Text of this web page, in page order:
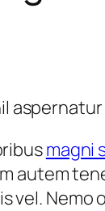
magni
autem
vel.